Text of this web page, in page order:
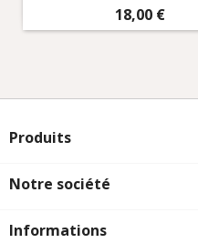
Prix
18,00 €
Produits
Notre société
Informations